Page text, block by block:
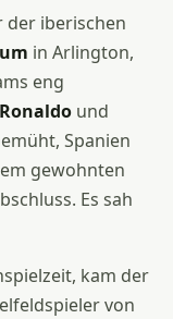
der iberischen
in Arlington,
eng
und
Spanien
gewohnten
Es sah
kam der
von